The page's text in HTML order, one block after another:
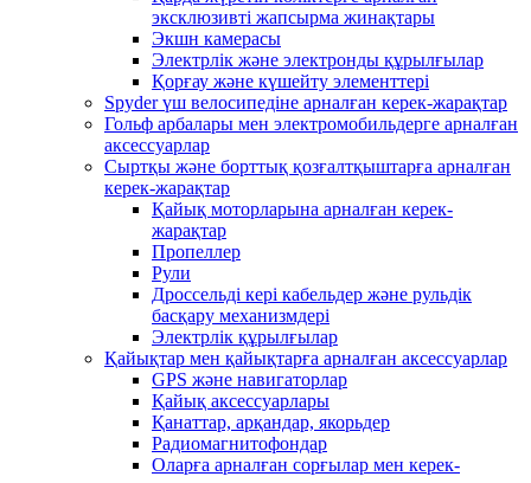
эксклюзивті жапсырма жинақтары
Экшн камерасы
Электрлік және электронды құрылғылар
Қорғау және күшейту элементтері
Spyder үш велосипедіне арналған керек-жарақтар
Гольф арбалары мен электромобильдерге арналған
аксессуарлар
Сыртқы және борттық қозғалтқыштарға арналған
керек-жарақтар
Қайық моторларына арналған керек-
жарақтар
Пропеллер
Рули
Дроссельді кері кабельдер және рульдік
басқару механизмдері
Электрлік құрылғылар
Қайықтар мен қайықтарға арналған аксессуарлар
GPS және навигаторлар
Қайық аксессуарлары
Қанаттар, арқандар, якорьдер
Радиомагнитофондар
Оларға арналған сорғылар мен керек-